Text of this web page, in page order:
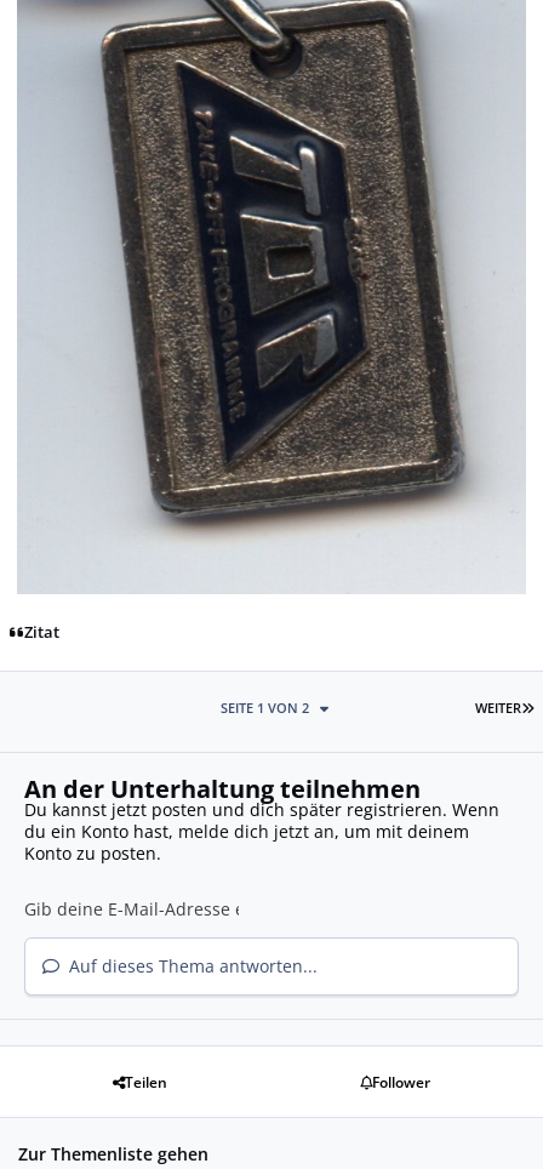
Zitat
WEITER
SEITE 1 VON 2
An der Unterhaltung teilnehmen
Du kannst jetzt posten und dich später registrieren. Wenn
du ein Konto hast, melde dich jetzt an, um mit deinem
Konto zu posten.
Auf dieses Thema antworten...
Teilen Follower
Zur Themenliste gehen